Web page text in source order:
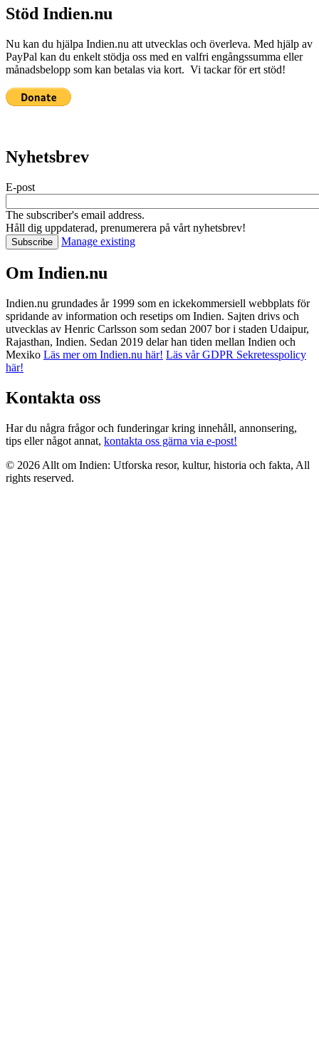
Stöd Indien.nu
Nu kan du hjälpa Indien.nu att utvecklas och överleva. Med hjälp av
PayPal kan du enkelt stödja oss med en valfri engångssumma eller
månadsbelopp som kan betalas via kort. Vi tackar för ert stöd!
Nyhetsbrev
E-post
The subscriber's email address.
Håll dig uppdaterad, prenumerera på vårt nyhetsbrev!
Manage existing
Om Indien.nu
Indien.nu grundades år 1999 som en ickekommersiell webbplats för
spridande av information och resetips om Indien. Sajten drivs och
utvecklas av Henric Carlsson som sedan 2007 bor i staden Udaipur,
Rajasthan, Indien. Sedan 2019 delar han tiden mellan Indien och
Mexiko Läs mer om Indien.nu här! Läs vår GDPR Sekretesspolicy
här!
Kontakta oss
Har du några frågor och funderingar kring innehåll, annonsering,
tips eller något annat, kontakta oss gärna via e-post!
© 2026 Allt om Indien: Utforska resor, kultur, historia och fakta, All
rights reserved.